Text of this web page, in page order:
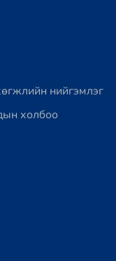
нийгэмлэг
холбоо